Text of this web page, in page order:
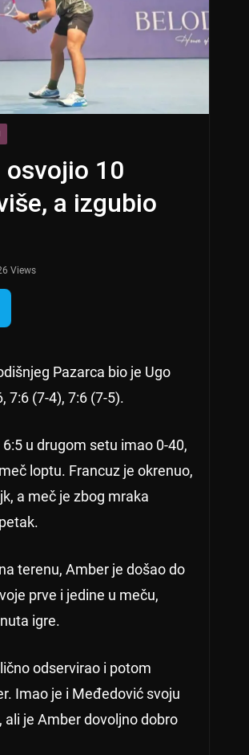
osvojio 10
a izgubio
Views
Pazarca bio je Ugo
7:6 (7-4), 7:6 (7-5).
u drugom setu imao 0-40,
loptu. Francuz je okrenuo,
a meč je zbog mraka
terenu, Amber je došao do
prve i jedine u meču,
igre.
odservirao i potom
Imao je i Međedović svoju
ali je Amber dovoljno dobro